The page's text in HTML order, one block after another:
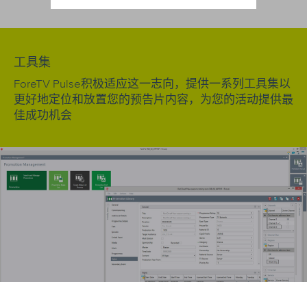
工具集
ForeTV Pulse积极适应这一志向，提供一系列工具集以
更好地定位和放置您的预告片内容，为您的活动提供最
佳成功机会